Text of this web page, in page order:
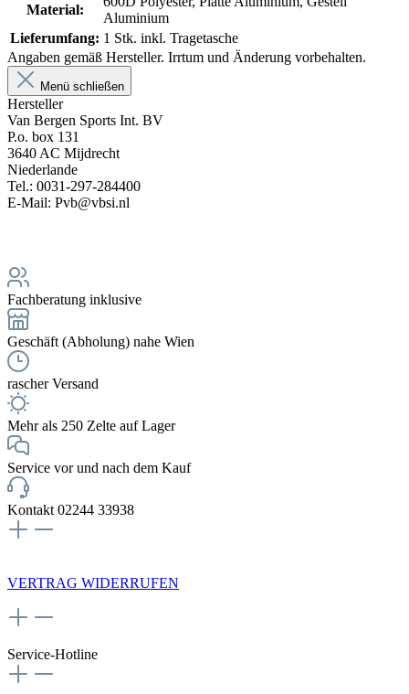
Material:
Aluminium
Lieferumfang: 1 Stk. inkl. Tragetasche
Angaben gemäß Hersteller. Irrtum und Änderung vorbehalten.
Menü schließen
Hersteller
Van Bergen Sports Int. BV
P.o. box 131
3640 AC Mijdrecht
Niederlande
Tel.: 0031-297-284400
E-Mail: Pvb@vbsi.nl
Fachberatung inklusive
Geschäft (Abholung) nahe Wien
rascher Versand
Mehr als 250 Zelte auf Lager
Service vor und nach dem Kauf
Kontakt 02244 33938
VERTRAG WIDERRUFEN
Service-Hotline